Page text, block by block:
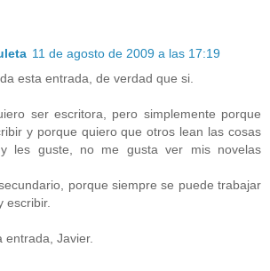
11 de agosto de 2009 a las 17:19
esta entrada, de verdad que si.
ser escritora, pero simplemente porque
y porque quiero que otros lean las cosas
les guste, no me gusta ver mis novelas
porque siempre se puede trabajar
escribir.
entrada, Javier.